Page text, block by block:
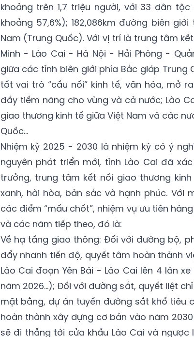
khoảng trên 1,7 triệu người, với 33 dân
khoảng 57,6%); 182,086km đường biên
Nam (Trung Quốc). Với vị trí là trung tâm
Minh - Lào Cai - Hà Nội - Hải Phòng -
giữa các tỉnh biên giới phía Bắc giáp Trung
tốt vai trò “cầu nối” kinh tế, văn hóa, mở
đầy tiềm năng cho vùng và cả nước; Lào
giao thương kinh tế giữa Việt Nam và các
Quốc...
Nhiệm kỳ 2025 - 2030 là nhiệm kỳ có ý
nguyên phát triển mới, tỉnh Lào Cai đã
trưởng, trung tâm kết nối giao thương
xanh, hài hòa, bản sắc và hạnh phúc. Với
các điểm “mấu chốt”, nhiệm vụ ưu tiên
và các năm tiếp theo, đó là:
Về hạ tầng giao thông: Đối với đường bộ,
đẩy nhanh tiến độ, quyết tâm hoàn thành
Lào Cai đoạn Yên Bái - Lào Cai lên 4 làn
năm 2026…); Đối với đường sắt, quyết liệt
mặt bằng, dự án tuyến đường sắt khổ tiêu
hoàn thành xây dựng cơ bản vào năm
sẽ đi thẳng tới cửa khẩu Lào Cai và